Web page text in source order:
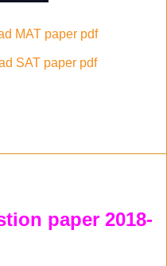
MAT paper pdf
SAT paper pdf
paper 2018-